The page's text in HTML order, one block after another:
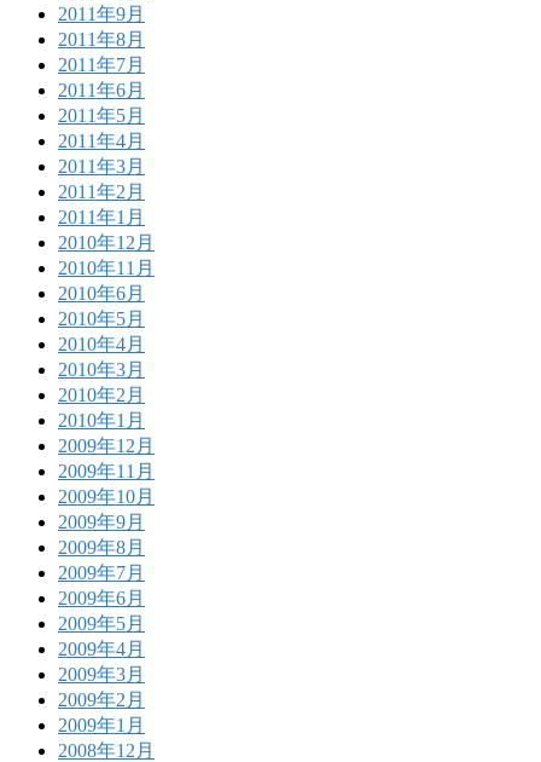
2011年9月
2011年8月
2011年7月
2011年6月
2011年5月
2011年4月
2011年3月
2011年2月
2011年1月
2010年12月
2010年11月
2010年6月
2010年5月
2010年4月
2010年3月
2010年2月
2010年1月
2009年12月
2009年11月
2009年10月
2009年9月
2009年8月
2009年7月
2009年6月
2009年5月
2009年4月
2009年3月
2009年2月
2009年1月
2008年12月